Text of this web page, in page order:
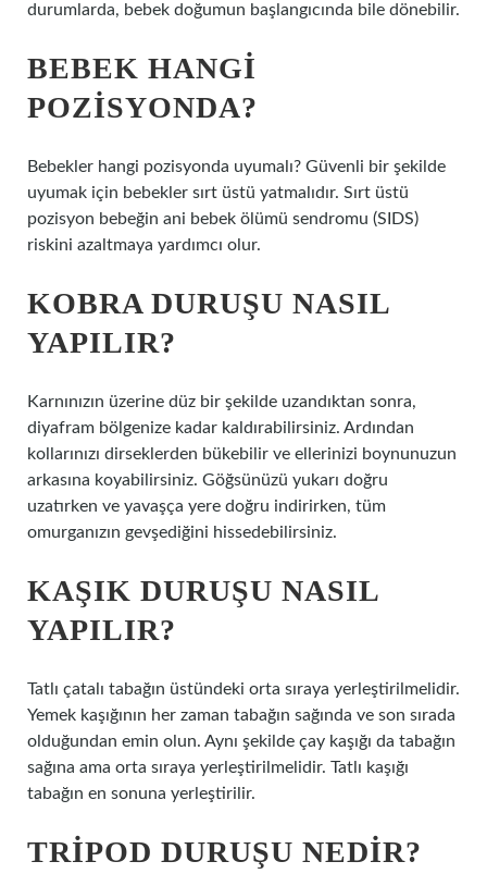
durumlarda, bebek doğumun başlangıcında bile dönebilir.
BEBEK HANGI
POZISYONDA?
Bebekler hangi pozisyonda uyumalı? Güvenli bir şekilde
uyumak için bebekler sırt üstü yatmalıdır. Sırt üstü
pozisyon bebeğin ani bebek ölümü sendromu (SIDS)
riskini azaltmaya yardımcı olur.
KOBRA DURUŞU NASIL
YAPILIR?
Karnınızın üzerine düz bir şekilde uzandıktan sonra,
diyafram bölgenize kadar kaldırabilirsiniz. Ardından
kollarınızı dirseklerden bükebilir ve ellerinizi boynunuzun
arkasına koyabilirsiniz. Göğsünüzü yukarı doğru
uzatırken ve yavaşça yere doğru indirirken, tüm
omurganızın gevşediğini hissedebilirsiniz.
KAŞIK DURUŞU NASIL
YAPILIR?
Tatlı çatalı tabağın üstündeki orta sıraya yerleştirilmelidir.
Yemek kaşığının her zaman tabağın sağında ve son sırada
olduğundan emin olun. Aynı şekilde çay kaşığı da tabağın
sağına ama orta sıraya yerleştirilmelidir. Tatlı kaşığı
tabağın en sonuna yerleştirilir.
TRIPOD DURUŞU NEDIR?